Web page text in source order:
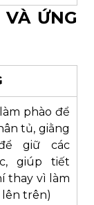
VÀ ỨNG
phào để
tủ, giằng
giữ các
giúp tiết
thay vì làm
lên trên)